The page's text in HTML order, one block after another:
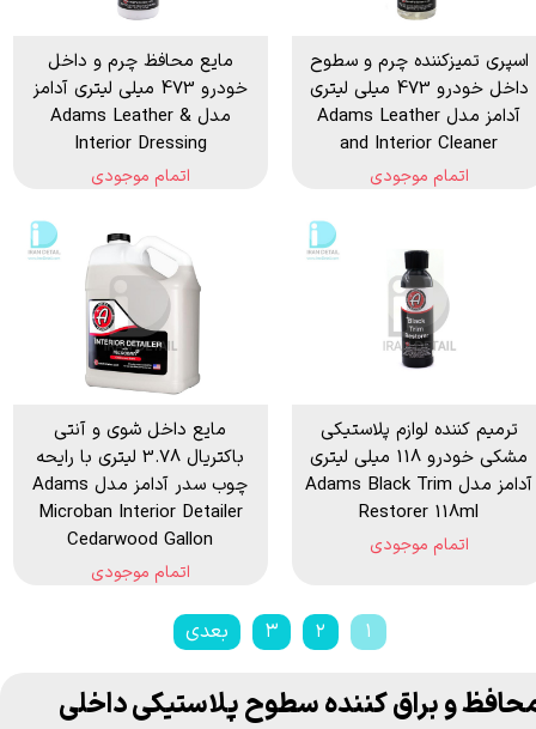
اسپری تمیزکننده چرم و سطوح
داخل خودرو 473 میلی لیتری
آدامز مدل Adams Leather
and Interior Cleaner
اتمام موجودی
مایع محافظ چرم و داخل
خودرو 473 میلی لیتری آدامز
مدل Adams Leather &
Interior Dressing
اتمام موجودی
ترمیم کننده لوازم پلاستیکی
مشکی خودرو 118 میلی لیتری
آدامز مدل Adams Black Trim
Restorer 118ml
اتمام موجودی
مایع داخل شوی و آنتی
باکتریال 3.78 لیتری با رایحه
چوب سدر آدامز مدل Adams
Microban Interior Detailer
Cedarwood Gallon
اتمام موجودی
۱ ۲ ۳ بعدی
و براق کننده سطوح پلاستیکی داخلی